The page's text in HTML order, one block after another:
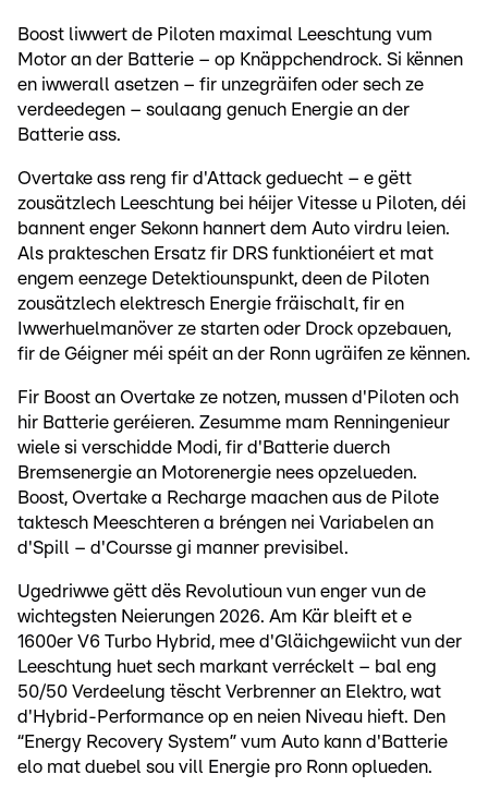
Boost liwwert de Piloten maximal Leeschtung vum
Motor an der Batterie – op Knäppchendrock. Si kënnen
en iwwerall asetzen – fir unzegräifen oder sech ze
verdeedegen – soulaang genuch Energie an der
Batterie ass.
Overtake ass reng fir d'Attack geduecht – e gëtt
zousätzlech Leeschtung bei héijer Vitesse u Piloten, déi
bannent enger Sekonn hannert dem Auto virdru leien.
Als prakteschen Ersatz fir DRS funktionéiert et mat
engem eenzege Detektiounspunkt, deen de Piloten
zousätzlech elektresch Energie fräischalt, fir en
Iwwerhuelmanöver ze starten oder Drock opzebauen,
fir de Géigner méi spéit an der Ronn ugräifen ze kënnen.
Fir Boost an Overtake ze notzen, mussen d'Piloten och
hir Batterie geréieren. Zesumme mam Renningenieur
wiele si verschidde Modi, fir d'Batterie duerch
Bremsenergie an Motorenergie nees opzelueden.
Boost, Overtake a Recharge maachen aus de Pilote
taktesch Meeschteren a bréngen nei Variabelen an
d'Spill – d'Coursse gi manner previsibel.
Ugedriwwe gëtt dës Revolutioun vun enger vun de
wichtegsten Neierungen 2026. Am Kär bleift et e
1600er V6 Turbo Hybrid, mee d'Gläichgewiicht vun der
Leeschtung huet sech markant verréckelt – bal eng
50/50 Verdeelung tëscht Verbrenner an Elektro, wat
d'Hybrid-Performance op en neien Niveau hieft. Den
“Energy Recovery System” vum Auto kann d'Batterie
elo mat duebel sou vill Energie pro Ronn oplueden.